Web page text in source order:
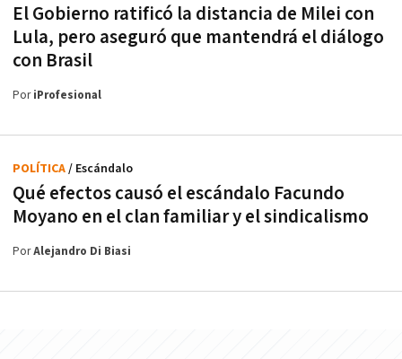
El Gobierno ratificó la distancia de Milei con
Lula, pero aseguró que mantendrá el diálogo
con Brasil
PoriProfesional
Qué efectos causó el escándalo Facundo
Moyano en el clan familiar y el sindicalismo
POLÍTICA/ Escándalo
PorAlejandro Di Biasi